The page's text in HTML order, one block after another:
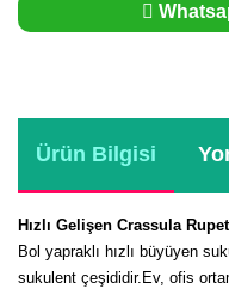
Ürün Bilgisi
Hızlı Gelişen Crassula
Bol yapraklı hızlı büyüyen
sukulent çeşididir.Ev, ofis